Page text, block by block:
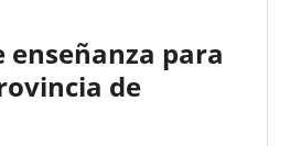
para
de